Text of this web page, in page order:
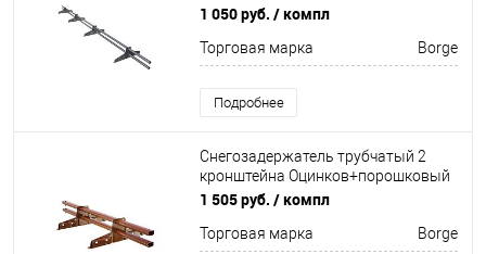
4 кронштейна
3000мм Borge
1 050 руб. / компл
Торговая марка Borge
Подробнее
Снегозадержатель трубчатый 2
кронштейна Оцинков+порошковый
окрас 1500мм Borge
1 505 руб. / компл
Торговая марка Borge